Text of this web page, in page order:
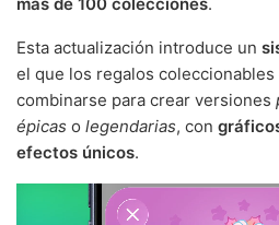
Esta actualización introduce un
el que los regalos
combinarse para crear versiones
épicas o legendarias, con
efectos únicos.